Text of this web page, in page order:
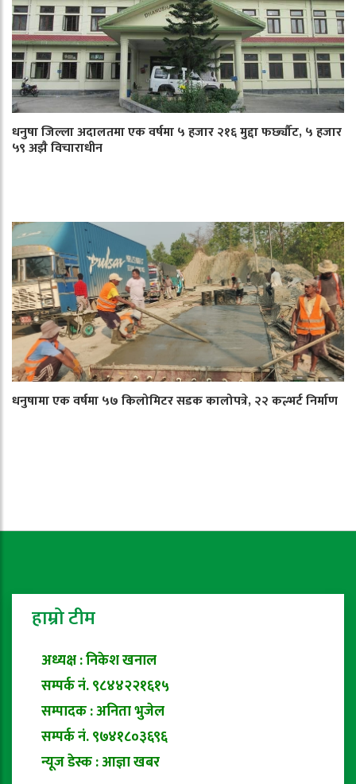
धनुषा जिल्ला अदालतमा एक वर्षमा ५ हजार २१६ मुद्दा फर्छ्यौट, ५ हजार
५९ अझै विचाराधीन
धनुषामा एक वर्षमा ५७ किलोमिटर सडक कालोपत्रे, २२ कल्भर्ट निर्माण
हाम्रो टीम
अध्यक्ष : निकेश खनाल
सम्पर्क नं. ९८४४२२१६१५
सम्पादक : अनिता भुजेल
सम्पर्क नं. ९७४१८०३६९६
न्यूज डेस्क : आज्ञा खबर